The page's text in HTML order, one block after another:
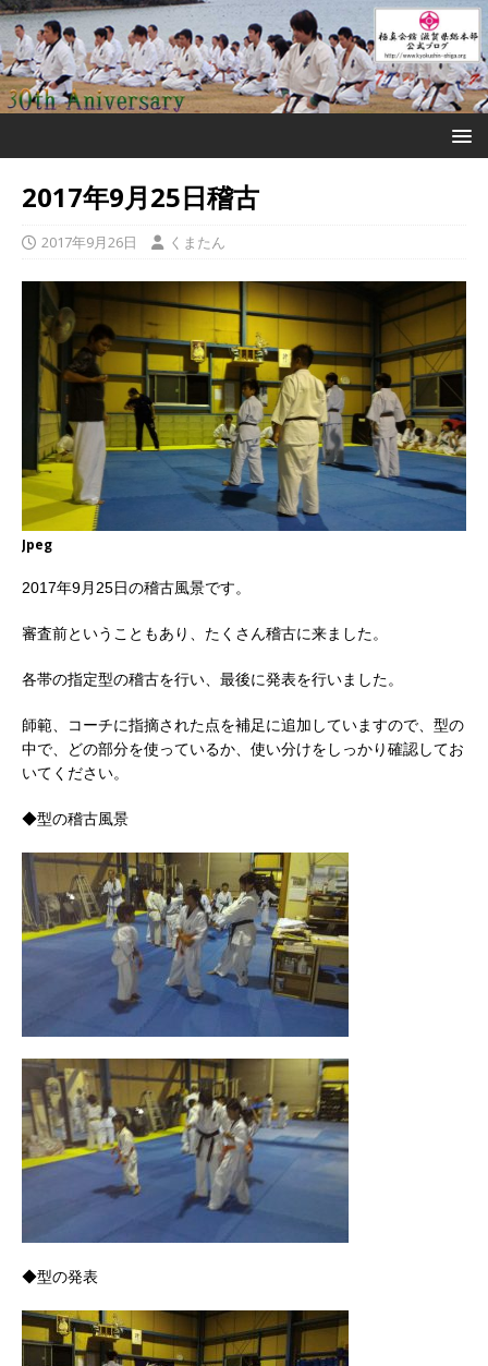
2017年9月25日稽古
2017年9月26日 くまたん
Jpeg
2017年9月25日の稽古風景です。
審査前ということもあり、たくさん稽古に来ました。
各帯の指定型の稽古を行い、最後に発表を行いました。
師範、コーチに指摘された点を補足に追加していますので、型の
中で、どの部分を使っているか、使い分けをしっかり確認してお
いてください。
◆型の稽古風景
◆型の発表